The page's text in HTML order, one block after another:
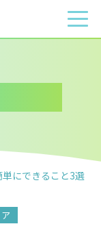
にできること3選